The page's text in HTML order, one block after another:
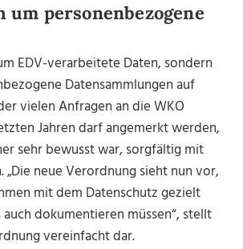
um personenbezogene
EDV-verarbeitete Daten, sondern
Datensammlungen auf
vielen Anfragen an die WKO
Jahren darf angemerkt werden,
sehr bewusst war, sorgfältig mit
„Die neue Verordnung sieht nun vor,
mit dem Datenschutz gezielt
dokumentieren müssen“, stellt
vereinfacht dar.